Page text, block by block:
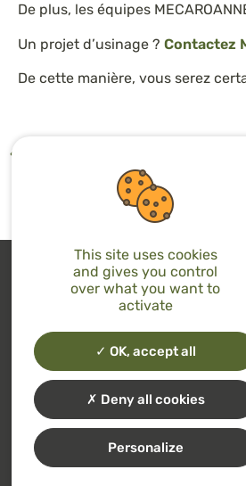
De plus, les équipes
Un projet d’usinage ? Contactez
De cette manière, vous serez
Pourquoi broyer les déchets
MENTIONS
This site uses cookies
and gives you control
over what you want to
activate
OK, accept all
Deny all cookies
Personalize